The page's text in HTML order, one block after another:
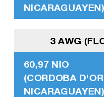
NICARAGUAYEN)
3 AWG
60,97 NIO
(CORDOBA D'OR
NICARAGUAYEN)